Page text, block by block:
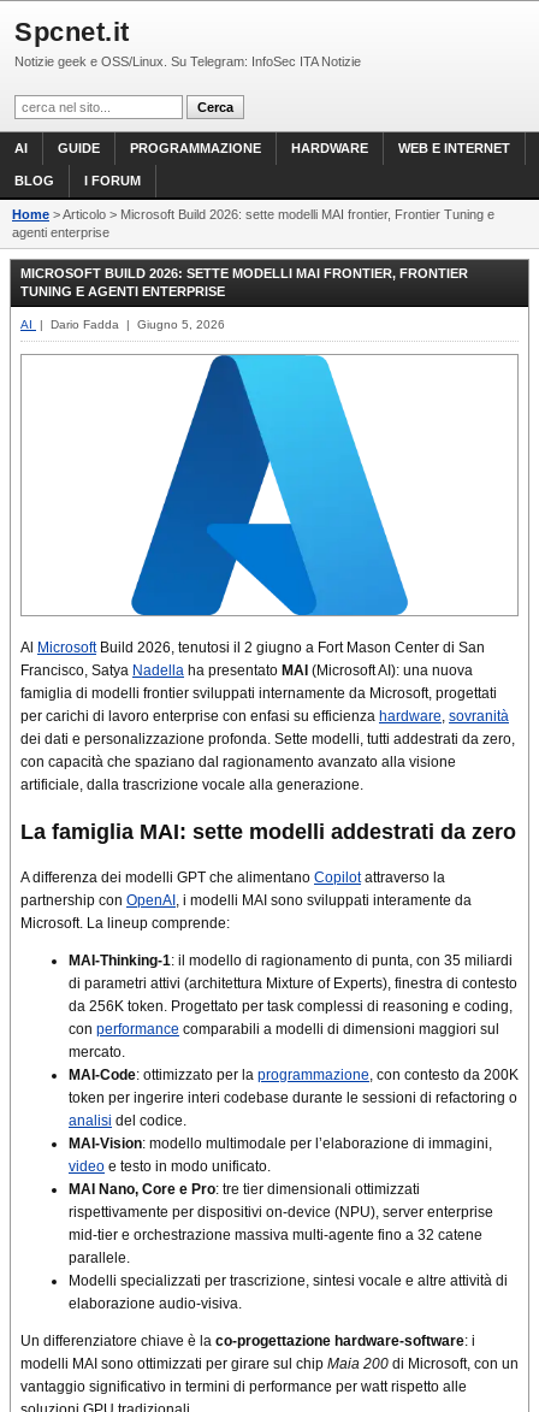
Spcnet.it
Notizie geek e OSS/Linux. Su Telegram: InfoSec ITA Notizie
AI GUIDE PROGRAMMAZIONE HARDWARE WEB E INTERNET
BLOG I FORUM
Home > Articolo > Microsoft Build 2026: sette modelli MAI frontier, Frontier Tuning e
agenti enterprise
MICROSOFT BUILD 2026: SETTE MODELLI MAI FRONTIER, FRONTIER
TUNING E AGENTI ENTERPRISE
AI | Dario Fadda | Giugno 5, 2026
Al MicrosoftBuild 2026, tenutosi il 2 giugno a Fort Mason Center di San
Francisco, Satya Nadella ha presentato MAI (Microsoft AI): una nuova
famiglia di modelli frontier sviluppati internamente da Microsoft, progettati
per carichi di lavoro enterprise con enfasi su efficienza hardware, sovranità
dei dati e personalizzazione profonda. Sette modelli, tutti addestrati da zero,
con capacità che spaziano dal ragionamento avanzato alla visione
artificiale, dalla trascrizione vocale alla generazione.
La famiglia MAI: sette modelli addestrati da zero
A differenza dei modelli GPT che alimentano Copilotattraverso la
partnership con OpenAI , i modelli MAI sono sviluppati interamente da
Microsoft. La lineup comprende:
MAI-Thinking-1: il modello di ragionamento di punta, con 35 miliardi
di parametri attivi (architettura Mixture of Experts), finestra di contesto
da 256K token. Progettato per task complessi di reasoning e coding,
con performance comparabili a modelli di dimensioni maggiori sul
mercato.
MAI-Code: ottimizzato per la programmazione, con contesto da 200K
token per ingerire interi codebase durante le sessioni di refactoring o
analisi del codice.
MAI-Vision: modello multimodale per l’elaborazione di immagini,
video e testo in modo unificato.
MAI Nano, Core e Pro: tre tier dimensionali ottimizzati
rispettivamente per dispositivi on-device (NPU), server enterprise
mid-tier e orchestrazione massiva multi-agente fino a 32 catene
parallele.
Modelli specializzati per trascrizione, sintesi vocale e altre attività di
elaborazione audio-visiva.
Un differenziatore chiave è la co-progettazione hardware-software: i
modelli MAI sono ottimizzati per girare sul chip Maia 200 di Microsoft, con un
vantaggio significativo in termini di performance per watt rispetto alle